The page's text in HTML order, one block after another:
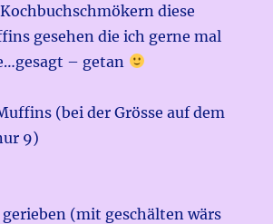
diese
gesehen die ich gerne mal
– getan
(bei der Grösse auf dem
9)
(mit geschälten wärs